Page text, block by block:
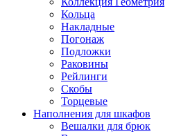
Кольца
Накладные
Погонаж
Подложки
Раковины
Рейлинги
Скобы
Торцевые
Наполнения для шкафов
Вешалки для брюк